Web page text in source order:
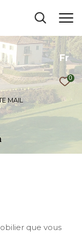
Fr
0
MAIL
que vous